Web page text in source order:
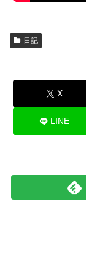
日記
X
LINE